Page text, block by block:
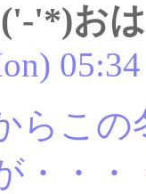
('-'*)お
05:34
らこの
・・・